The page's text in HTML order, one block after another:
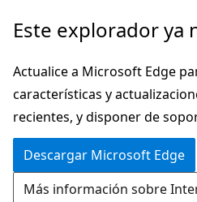
Ir
contenido
principal
Este explorador ya
Actualice a Microsoft Edge
características y
recientes, y disponer de
Descargar Microsoft Edge
Más información sobre